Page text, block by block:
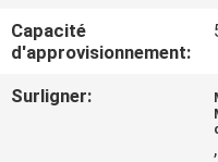
CONTACTEZ-
NOUS
Capacité
d'approvisionnement:
Surligner:
,